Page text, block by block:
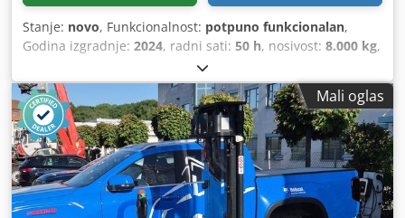
Stanje: novo, Funkcionalnost: potpuno funkcionalan,
Godina izgradnje: 2024, radni sati: 50 h, nosivost: 8.000 kg,
, slobodno podizanje:
mm, vrsta goriva:dizel, vrsta jarbola:triplex, građevinska
visina:2.780 mm, snaga:59 kW (80,22 KS), širina nosača
vilica:2.240 mm, duljina vilica: 2.400 mm, prazna masa:
12.406 kg, vrsta pogona:Diesel,
Mali oglas